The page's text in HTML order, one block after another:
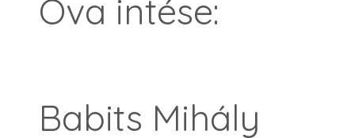
Óva intése:
Babits Mihály